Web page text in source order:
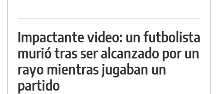
Impactante video: un futbolista
murió tras ser alcanzado por un
rayo mientras jugaban un
partido